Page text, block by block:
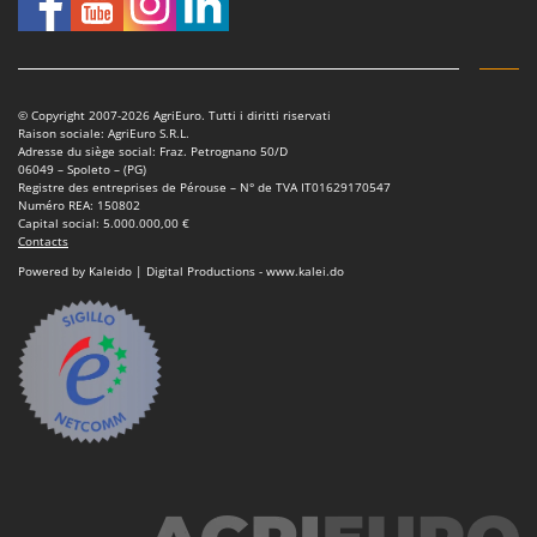
Pulvérisateurs
R
Rafraîchisseurs d'air par évaporation
Rampes de chargement en aluminium
Râpes à fromage électriques
Râteaux pour tracteur
Robots nettoyeurs de piscine
Robots Tondeuses
Rogneuses de souches
Rouleaux pour tracteur
GRIFO
H
Hailo
Helvi
Henx
HiKOKI
Honda
I
Idromatic
Il-Tec
Imperia
© Copyright 2007-2026 AgriEuro. Tutti i diritti riservati
Raison sociale: AgriEuro S.R.L.
Adresse du siège social: Fraz. Petrognano 50/D
06049 – Spoleto – (PG)
Registre des entreprises de Pérouse – N° de TVA IT01629170547
Numéro REA: 150802
Capital social: 5.000.000,00 €
Contacts
Powered by Kaleido | Digital Productions - www.kalei.do